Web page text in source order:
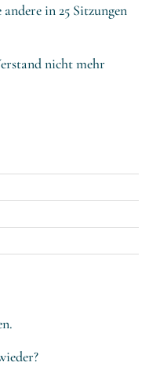
in 25 Sitzungen
nicht mehr